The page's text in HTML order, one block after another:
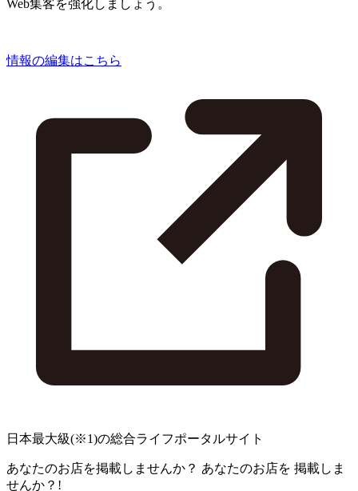
Web集客を強化しましょう。
情報の編集はこちら
日本最大級(※1)の総合ライフポータルサイト
あなたのお店を掲載しませんか？ あなたのお店を 掲載しま
せんか？!